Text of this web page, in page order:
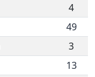
4
49
3
13